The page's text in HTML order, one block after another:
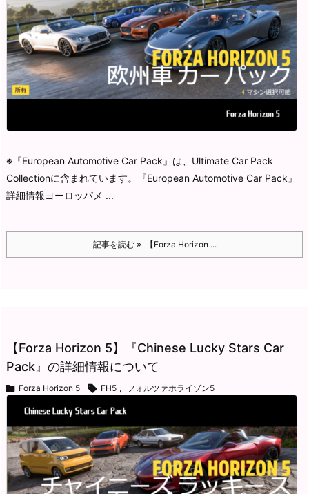
※『European Automotive Car Pack』は、Ultimate Car Pack
Collectionに含まれています。
『European Automotive Car Pack』
詳細情報ヨーロッパメ ...
記事を読む 【Forza Horizon ...
【Forza Horizon 5】『Chinese Lucky Stars Car
Pack』の詳細情報について
 Forza Horizon 5  FH5 , フォルツァホライゾン5